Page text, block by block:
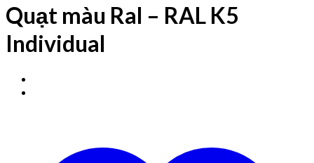
Quạt màu Ral – RAL K5
Individual